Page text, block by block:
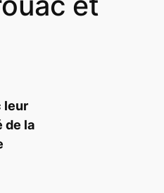
leur
de la